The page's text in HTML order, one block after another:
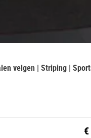
velgen | Striping |